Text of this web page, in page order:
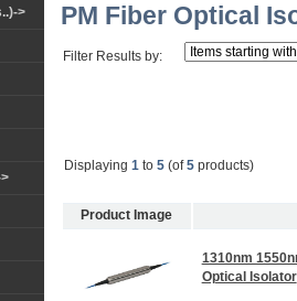
> PM Fiber Optical
Filter Results by:
Displaying 1to 5(of5products)
Product Image
1310nm
Optical Isolator